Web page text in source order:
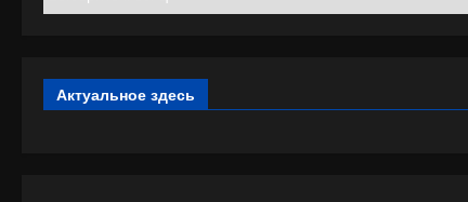
Актуальное здесь